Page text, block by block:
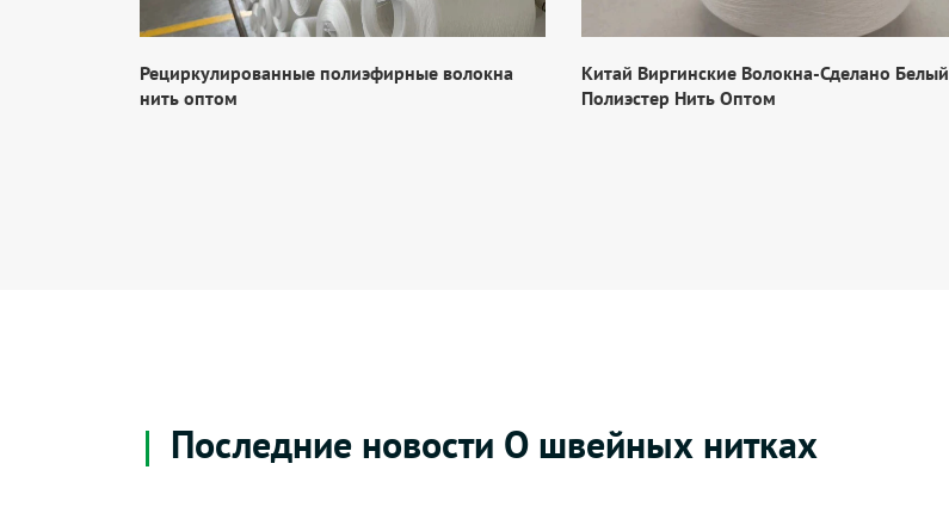
Рециркулированные полиэфирные волокна
нить оптом
Китай Виргинские Волокна-Сделано Белый
Полиэстер Нить Оптом
Последние новости О швейных нитках